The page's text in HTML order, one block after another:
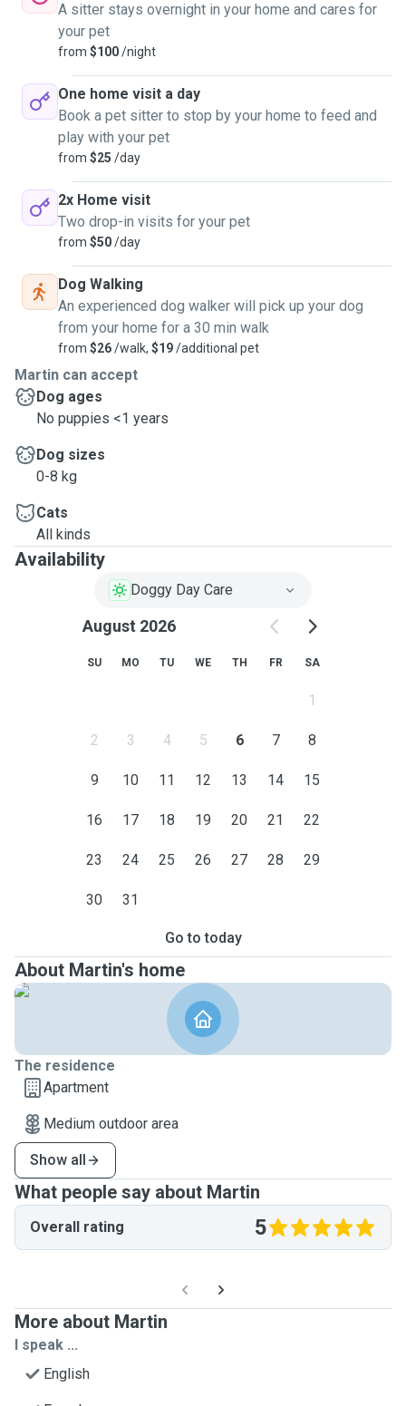
A sitter stays overnight in your home and cares for
your pet
from $100/night
One home visit a day
Book a pet sitter to stop by your home to feed and
play with your pet
from $25 /day
2x Home visit
Two drop-in visits for your pet
from $50/day
Dog Walking
An experienced dog walker will pick up your dog
from your home for a 30 min walk
from $26/walk, $19/additional pet
Martin can accept
Dog ages
No puppies <1 years
Dog sizes
0-8 kg
Cats
All kinds
Availability
Doggy Day Care
August 2026
SU MO TU WE TH FR SA
1
2 3 4 5 6 7 8
9 10 11 12 13 14 15
16 17 18 19 20 21 22
23 24 25 26 27 28 29
30 31
Go to today
About Martin's home
The residence
Apartment
Medium outdoor area
Show all
What people say about Martin
Overall rating 5
More about Martin
I speak ...
English